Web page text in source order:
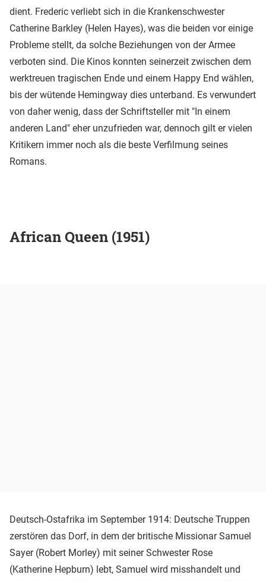
dient. Frederic verliebt sich in die Krankenschwester
Catherine Barkley (Helen Hayes), was die beiden vor einige
Probleme stellt, da solche Beziehungen von der Armee
verboten sind. Die Kinos konnten seinerzeit zwischen dem
werktreuen tragischen Ende und einem Happy End wählen,
bis der wütende Hemingway dies unterband. Es verwundert
von daher wenig, dass der Schriftsteller mit "In einem
anderen Land" eher unzufrieden war, dennoch gilt er vielen
Kritikern immer noch als die beste Verfilmung seines
Romans.
African Queen (1951)
Deutsch-Ostafrika im September 1914: Deutsche Truppen
zerstören das Dorf, in dem der britische Missionar Samuel
Sayer (Robert Morley) mit seiner Schwester Rose
(Katherine Hepburn) lebt, Samuel wird misshandelt und